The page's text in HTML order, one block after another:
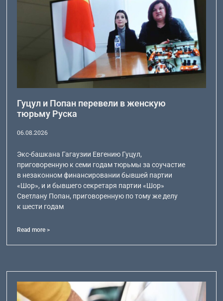
Гуцул и Попан перевели в женскую
тюрьму Руска
06.08.2026
Экс-башкана Гагаузии Евгению Гуцул,
приговоренную к семи годам тюрьмы за соучастие
в незаконном финансировании бывшей партии
«Шор», и и бывшего секретаря партии «Шор»
Светлану Попан, приговоренную по тому же делу
к шести годам
Read more >